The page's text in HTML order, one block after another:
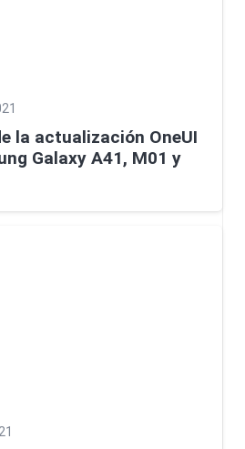
la actualización OneUI
Galaxy A41, M01 y